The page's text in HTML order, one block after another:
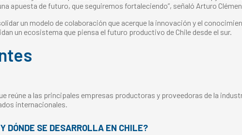
apuesta de futuro, que seguiremos fortaleciendo”, señaló Arturo
un modelo de colaboración que acerque la innovación y el
un ecosistema que piensa el futuro productivo de Chile desde el sur.
reúne a las principales empresas productoras y proveedoras de la
internacionales.
DÓNDE SE DESARROLLA EN CHILE?